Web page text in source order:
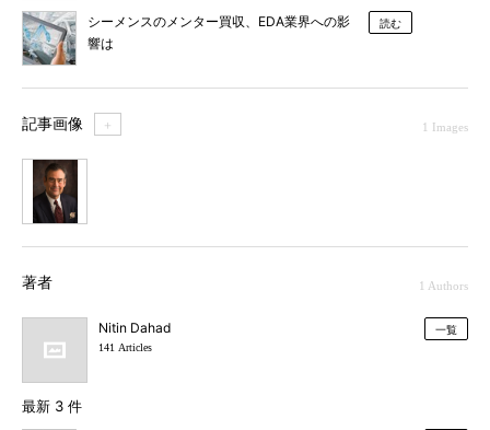
シーメンスのメンター買収、EDA業界への影
響は
読む
記事画像 ＋ 1 Images
著者 1 Authors
Nitin Dahad
141 Articles
一覧
最新 3 件